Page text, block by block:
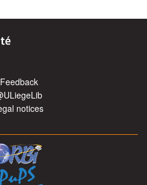
Feedback
notices